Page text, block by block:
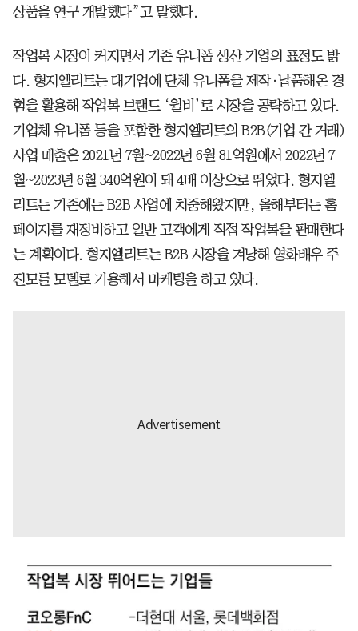
상품을 연구 개발했다”고 말했다.
작업복 시장이 커지면서 기존 유니폼 생산 기업의 표정도 밝
다. 형지엘리트는 대기업에 단체 유니폼을 제작·납품해온 경
험을 활용해 작업복 브랜드 ‘윌비’로 시장을 공략하고 있다.
기업체 유니폼 등을 포함한 형지엘리트의 B2B(기업 간 거래)
사업 매출은 2021년 7월~2022년 6월 81억원에서 2022년 7
월~2023년 6월 340억원이 돼 4배 이상으로 뛰었다. 형지엘
리트는 기존에는 B2B 사업에 치중해왔지만, 올해부터는 홈
페이지를 재정비하고 일반 고객에게 직접 작업복을 판매한다
는 계획이다. 형지엘리트는 B2B 시장을 겨냥해 영화배우 주
진모를 모델로 기용해서 마케팅을 하고 있다.